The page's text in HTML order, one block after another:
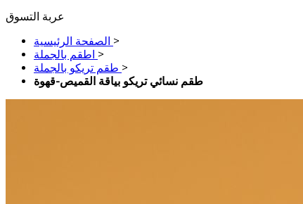
عربة التسوق
الصفحة الرئيسية >
اطقم بالجملة >
طقم تريكو بالجملة >
طقم نسائي تريكو بياقة القميص-قهوة